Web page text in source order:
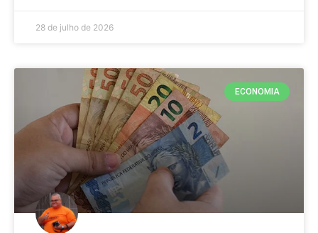
28 de julho de 2026
ECONOMIA